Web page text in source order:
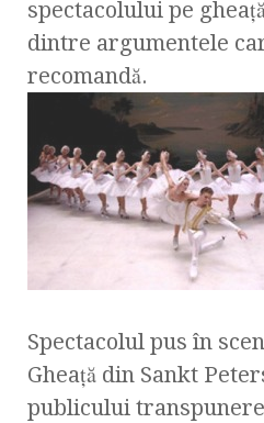
spectacolului pe
dintre argumentele
recomandă.
Spectacolul pus în
Gheaţă din Sankt
publicului